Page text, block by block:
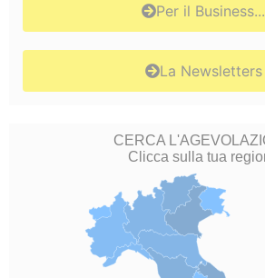
Per il Business...
La Newsletters